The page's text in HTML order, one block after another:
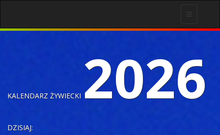
KALENDARZ ŻYWIECKI 2026
DZISIAJ: